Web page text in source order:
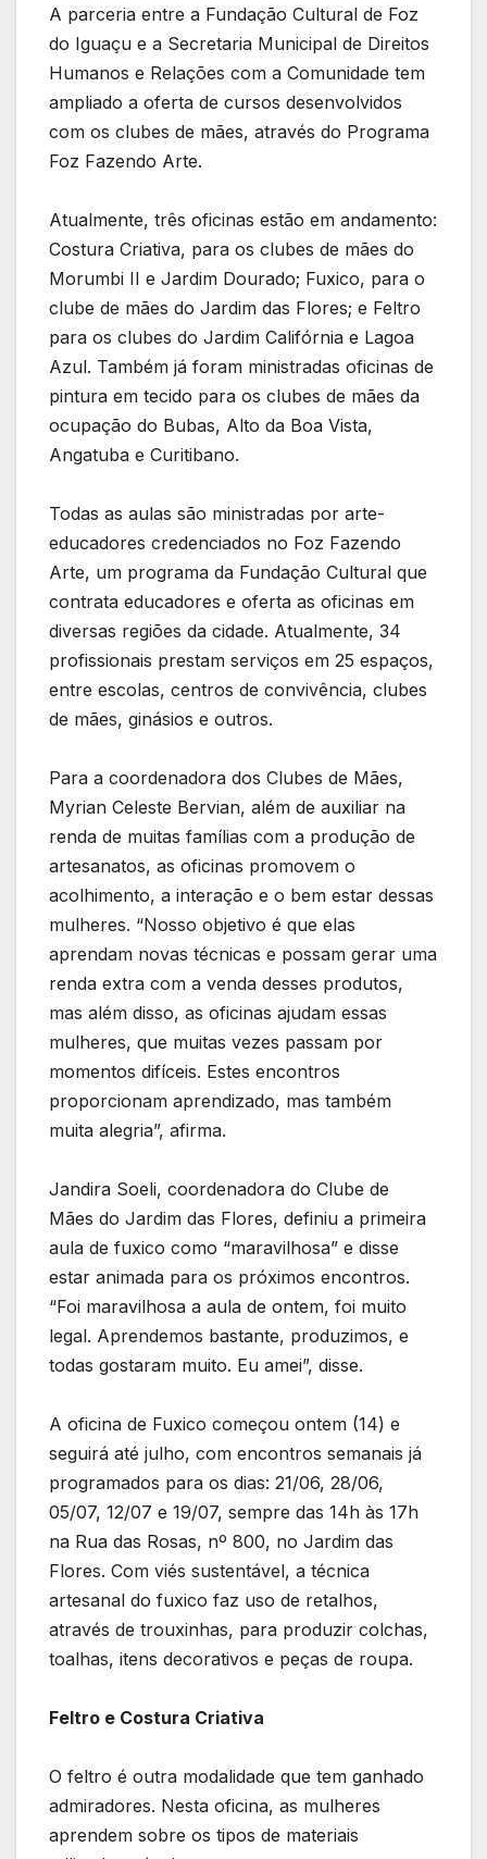
A parceria entre a Fundação Cultural de Foz
do Iguaçu e a Secretaria Municipal de Direitos
Humanos e Relações com a Comunidade tem
ampliado a oferta de cursos desenvolvidos
com os clubes de mães, através do Programa
Foz Fazendo Arte.
Atualmente, três oficinas estão em andamento:
Costura Criativa, para os clubes de mães do
Morumbi II e Jardim Dourado; Fuxico, para o
clube de mães do Jardim das Flores; e Feltro
para os clubes do Jardim Califórnia e Lagoa
Azul. Também já foram ministradas oficinas de
pintura em tecido para os clubes de mães da
ocupação do Bubas, Alto da Boa Vista,
Angatuba e Curitibano.
Todas as aulas são ministradas por arte-
educadores credenciados no Foz Fazendo
Arte, um programa da Fundação Cultural que
contrata educadores e oferta as oficinas em
diversas regiões da cidade. Atualmente, 34
profissionais prestam serviços em 25 espaços,
entre escolas, centros de convivência, clubes
de mães, ginásios e outros.
Para a coordenadora dos Clubes de Mães,
Myrian Celeste Bervian, além de auxiliar na
renda de muitas famílias com a produção de
artesanatos, as oficinas promovem o
acolhimento, a interação e o bem estar dessas
mulheres. “Nosso objetivo é que elas
aprendam novas técnicas e possam gerar uma
renda extra com a venda desses produtos,
mas além disso, as oficinas ajudam essas
mulheres, que muitas vezes passam por
momentos difíceis. Estes encontros
proporcionam aprendizado, mas também
muita alegria”, afirma.
Jandira Soeli, coordenadora do Clube de
Mães do Jardim das Flores, definiu a primeira
aula de fuxico como “maravilhosa” e disse
estar animada para os próximos encontros.
“Foi maravilhosa a aula de ontem, foi muito
legal. Aprendemos bastante, produzimos, e
todas gostaram muito. Eu amei”, disse.
A oficina de Fuxico começou ontem (14) e
seguirá até julho, com encontros semanais já
programados para os dias: 21/06, 28/06,
05/07, 12/07 e 19/07, sempre das 14h às 17h
na Rua das Rosas, nº 800, no Jardim das
Flores. Com viés sustentável, a técnica
artesanal do fuxico faz uso de retalhos,
através de trouxinhas, para produzir colchas,
toalhas, itens decorativos e peças de roupa.
Feltro e Costura Criativa
O feltro é outra modalidade que tem ganhado
admiradores. Nesta oficina, as mulheres
aprendem sobre os tipos de materiais